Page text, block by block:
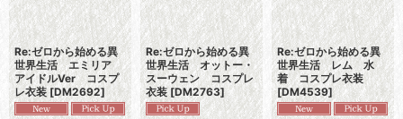
Re:ゼロから始める異
世界生活 エミリア
アイドルVer コスプ
レ衣装 [DM2692]
Re:ゼロから始める異
世界生活 オットー・
スーウェン コスプレ
衣装 [DM2763]
Re:ゼロから始める異
世界生活 レム 水
着 コスプレ衣装
[DM4539]